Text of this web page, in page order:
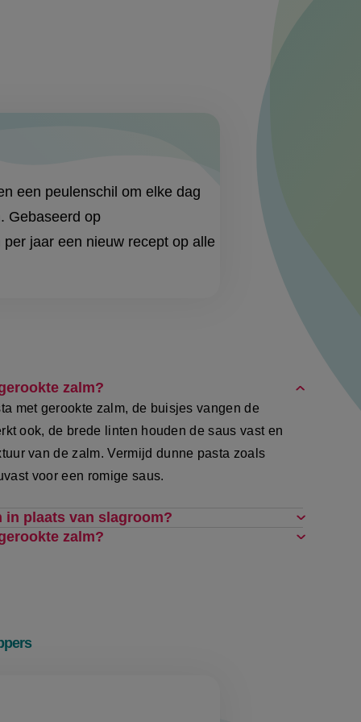
een peulenschil om elke dag
Gebaseerd op
jaar een nieuw recept op alle
zalm?
met gerookte zalm, de buisjes vangen de
ook, de brede linten houden de saus vast en
van de zalm. Vermijd dunne pasta zoals
voor een romige saus.
in plaats van slagroom?
zalm?